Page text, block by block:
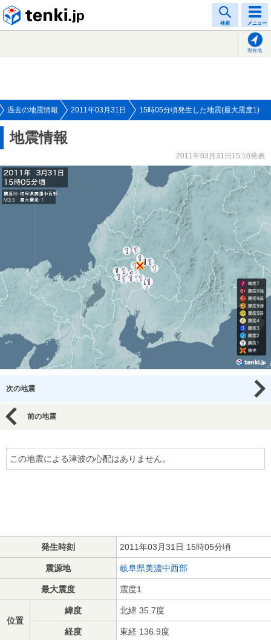
検索 メニュー
現在地
過去の地震情報 2011年03月31日 15時05分頃発生した地震(最大震度1)
地震情報
2011年03月31日15:10発表
次の地震
前の地震
この地震による津波の心配はありません。
発生時刻 2011年03月31日 15時05分頃
震源地 岐阜県美濃中西部
最大震度 震度1
位置
緯度 北緯 35.7度
経度 東経 136.9度